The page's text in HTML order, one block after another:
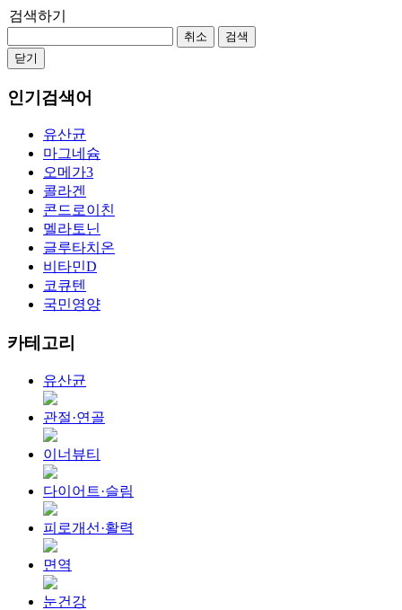
검색하기
취소
검색
닫기
인기검색어
유산균
마그네슘
오메가3
콜라겐
콘드로이친
멜라토닌
글루타치온
비타민D
코큐텐
국민영양
카테고리
유산균
관절·연골
이너뷰티
다이어트·슬림
피로개선·활력
면역
눈건강